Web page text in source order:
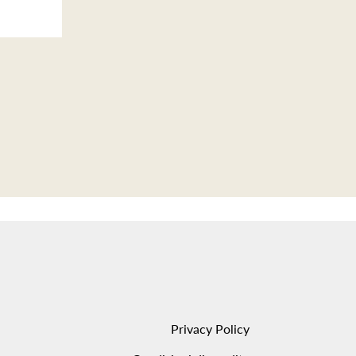
Privacy Policy